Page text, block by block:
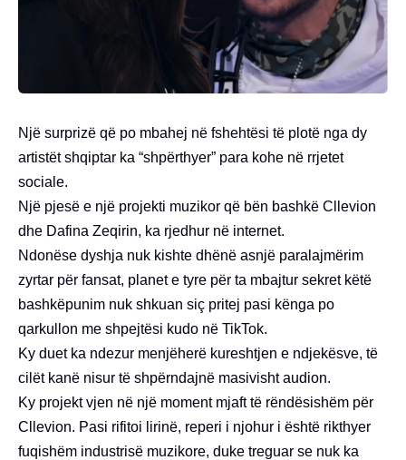
Një surprizë që po mbahej në fshehtësi të plotë nga dy
artistët shqiptar ka “shpërthyer” para kohe në rrjetet
sociale.
Një pjesë e një projekti muzikor që bën bashkë Cllevion
dhe Dafina Zeqirin, ka rjedhur në internet.
Ndonëse dyshja nuk kishte dhënë asnjë paralajmërim
zyrtar për fansat, planet e tyre për ta mbajtur sekret këtë
bashkëpunim nuk shkuan siç pritej pasi kënga po
qarkullon me shpejtësi kudo në TikTok.
Ky duet ka ndezur menjëherë kureshtjen e ndjekësve, të
cilët kanë nisur të shpërndajnë masivisht audion.
Ky projekt vjen në një moment mjaft të rëndësishëm për
Cllevion. Pasi rifitoi lirinë, reperi i njohur i është rikthyer
fuqishëm industrisë muzikore, duke treguar se nuk ka